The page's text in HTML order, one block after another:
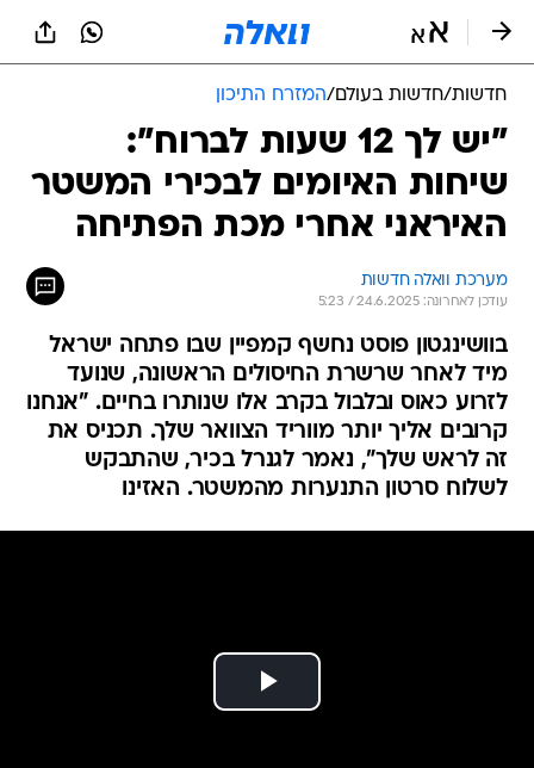
חדשות/חדשות בעולם/המזרח התיכון
"יש לך 12 שעות לברוח":
שיחות האיומים לבכירי המשטר
האיראני אחרי מכת הפתיחה
מערכת וואלה חדשות
עודכן לאחרונה: 24.6.2025 / 5:23
בוושינגטון פוסט נחשף קמפיין שבו פתחה ישראל
מיד לאחר שרשרת החיסולים הראשונה, שנועד
לזרוע כאוס ובלבול בקרב אלו שנותרו בחיים. "אנחנו
קרובים אליך יותר מווריד הצוואר שלך. תכניס את
זה לראש שלך", נאמר לגנרל בכיר, שהתבקש
לשלוח סרטון התנערות מהמשטר. האזינו